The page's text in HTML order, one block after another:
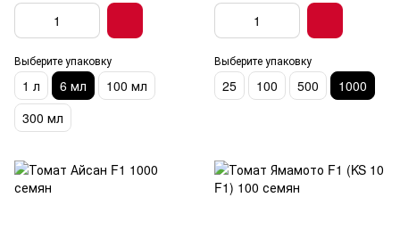
Выберите упаковку
1 л 6 мл
100 мл
300 мл
Выберите упаковку
25 100 500 1000